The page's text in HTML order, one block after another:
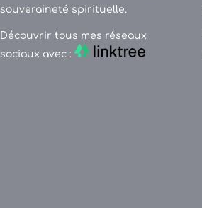
souveraineté spirituelle.
Découvrir tous mes réseaux
sociaux avec :